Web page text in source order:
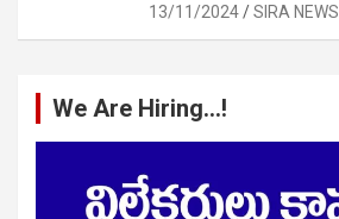
13/11/2024 SIRA NEWS
We Are Hiring…!